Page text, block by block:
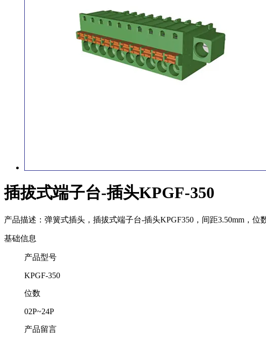
插拔式端子台-插头KPGF-350
产品描述： 弹簧式插头，插拔式端子台-插头KPGF350，间距3.50mm，
基础信息
产品型号
KPGF-350
位数
02P~24P
产品留言